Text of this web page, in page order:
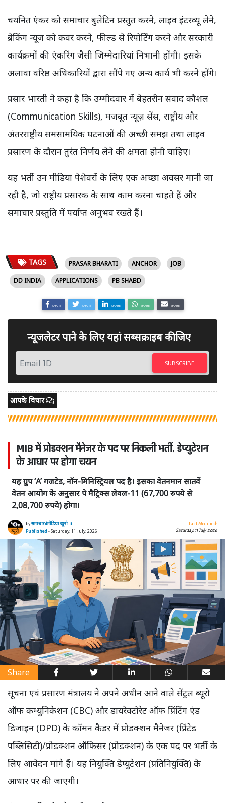
चयनित एंकर को समाचार बुलेटिन प्रस्तुत करने, लाइव इंटरव्यू लेने,
ब्रेकिंग न्यूज को कवर करने, फील्ड से रिपोर्टिंग करने और सरकारी
कार्यक्रमों की एंकरिंग जैसी जिम्मेदारियां निभानी होंगी। इसके
अलावा वरिष्ठ अधिकारियों द्वारा सौंपे गए अन्य कार्य भी करने होंगे।
प्रसार भारती ने कहा है कि उम्मीदवार में बेहतरीन संवाद कौशल
(Communication Skills), मजबूत न्यूज़ सेंस, राष्ट्रीय और
अंतरराष्ट्रीय समसामयिक घटनाओं की अच्छी समझ तथा लाइव
प्रसारण के दौरान तुरंत निर्णय लेने की क्षमता होनी चाहिए।
यह भर्ती उन मीडिया पेशेवरों के लिए एक अच्छा अवसर मानी जा
रही है, जो राष्ट्रीय प्रसारक के साथ काम करना चाहते हैं और
समाचार प्रस्तुति में पर्याप्त अनुभव रखते हैं।
TAGS PRASAR BHARATI ANCHOR
JOB
DD INDIA
APPLICATIONS PB SHABD
SHARE SHARE SHARE SHARE SHARE
न्यूजलेटर पाने के लिए यहां सब्सक्राइब कीजिए
SUBSCRIBE
आपके विचार
MIB में प्रोडक्शन मैनेजर के पद पर निकली भर्ती, डेप्युटेशन
के आधार पर होगा चयन
यह ग्रुप ‘A’ गजटेड, नॉन-मिनिस्ट्रियल पद है। इसका वेतनमान सातवें
वेतन आयोग के अनुसार पे मैट्रिक्स लेवल-11 (67,700 रुपये से
2,08,700 रुपये) होगा।
byसमाचार4मीडिया ब्यूरो ।।
Published- Saturday, 11 July, 2026
Last Modified:
Saturday, 11 July, 2026
Share
सूचना एवं प्रसारण मंत्रालय ने अपने अधीन आने वाले सेंट्रल ब्यूरो
ऑफ कम्युनिकेशन (CBC) और डायरेक्टोरेट ऑफ प्रिंटिंग एंड
डिजाइन (DPD) के कॉमन कैडर में प्रोडक्शन मैनेजर (प्रिंटेड
पब्लिसिटी)/प्रोडक्शन ऑफिसर (प्रोडक्शन) के एक पद पर भर्ती के
लिए आवेदन मांगे हैं। यह नियुक्ति डेप्युटेशन (प्रतिनियुक्ति) के
आधार पर की जाएगी।